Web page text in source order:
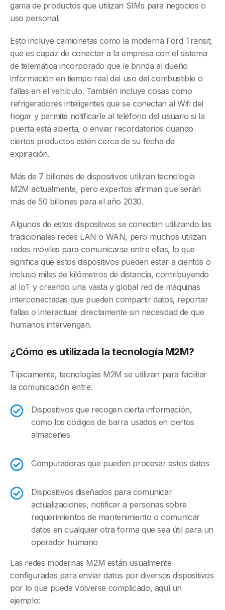
gama de productos que utilizan SIMs para negocios o
uso personal.
Esto incluye camionetas como la moderna Ford Transit,
que es capaz de conectar a la empresa con el sistema
de telemática incorporado que le brinda al dueño
información en tiempo real del uso del combustible o
fallas en el vehículo. También incluye cosas como
refrigeradores inteligentes que se conectan al Wifi del
hogar y permite notificarle al teléfono del usuario si la
puerta está abierta, o enviar recordatorios cuando
ciertos productos estén cerca de su fecha de
expiración.
Más de 7 billones de dispositivos utilizan tecnología
M2M actualmente, pero expertos afirman que serán
más de 50 billones para el año 2030.
Algunos de estos dispositivos se conectan utilizando las
tradicionales redes LAN o WAN, pero muchos utilizan
redes móviles para comunicarse entre ellas, lo que
significa que estos dispositivos pueden estar a cientos o
incluso miles de kilómetros de distancia, contribuyendo
al IoT y creando una vasta y global red de máquinas
interconectadas que pueden compartir datos, reportar
fallas o interactuar directamente sin necesidad de que
humanos intervengan.
¿Cómo es utilizada la tecnología M2M?
Típicamente, tecnologías M2M se utilizan para facilitar
la comunicación entre:
Dispositivos que recogen cierta información,
como los códigos de barra usados en ciertos
almacenes
Computadoras que pueden procesar estos datos
Dispositivos diseñados para comunicar
actualizaciones, notificar a personas sobre
requerimientos de mantenimiento o comunicar
datos en cualquier otra forma que sea útil para un
operador humano
Las redes modernas M2M están usualmente
configuradas para enviar datos por diversos dispositivos
por lo que puede volverse complicado, aquí un
ejemplo: